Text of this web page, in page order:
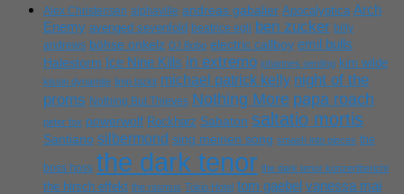
Alex Christensen alphaville andreas gabalier Apocalyptica Arch
Enemy avenged sevenfold beatrice egli ben zucker billy
andrews böhse onkelz DJ Bobo electric callboy emil bulls
Halestorm Ice Nine Kills in extremo johannes oerding kim wilde
kissin dynamite limp bizkit michael patrick kelly night of the
proms Nothing But Thieves Nothing More papa roach
peter fox powerwolf Rockharz Sabaton saltatio mortis
Santiano silbermond sing meinen song smash into pieces the
boss hoss the dark tenor the dark tenor konzertbericht
the hirsch effekt the rasmus Tokio Hotel tom gaebel vanessa mai